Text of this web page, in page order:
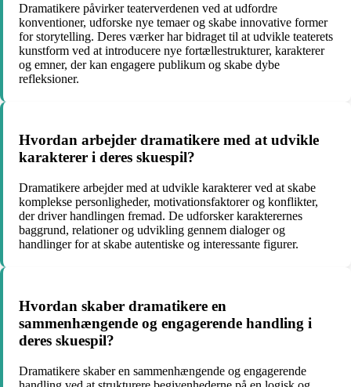
Dramatikere påvirker teaterverdenen ved at udfordre
konventioner, udforske nye temaer og skabe innovative former
for storytelling. Deres værker har bidraget til at udvikle teaterets
kunstform ved at introducere nye fortællestrukturer, karakterer
og emner, der kan engagere publikum og skabe dybe
refleksioner.
Hvordan arbejder dramatikere med at udvikle
karakterer i deres skuespil?
Dramatikere arbejder med at udvikle karakterer ved at skabe
komplekse personligheder, motivationsfaktorer og konflikter,
der driver handlingen fremad. De udforsker karakterernes
baggrund, relationer og udvikling gennem dialoger og
handlinger for at skabe autentiske og interessante figurer.
Hvordan skaber dramatikere en
sammenhængende og engagerende handling i
deres skuespil?
Dramatikere skaber en sammenhængende og engagerende